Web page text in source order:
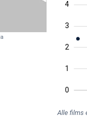
0
1
2
3
4
Alle films